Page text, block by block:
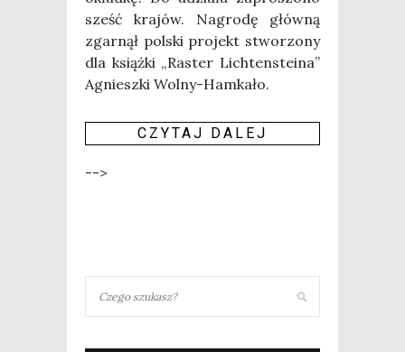
sześć kra­jów. Nagro­dę głów­ną
zgar­nął pol­ski pro­jekt stwo­rzo­ny
dla książ­ki „Raster Lich­ten­ste­ina”
Agniesz­ki Wol­ny-Ham­ka­ło.
CZY­TAJ DALEJ
-->